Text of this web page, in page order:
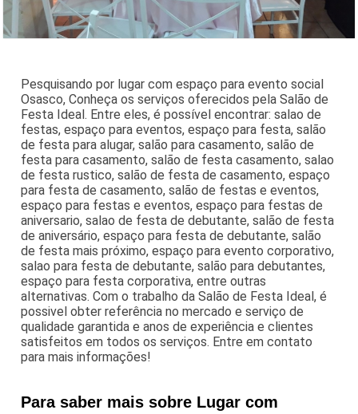
Pesquisando por lugar com espaço para evento social
Osasco, Conheça os serviços oferecidos pela Salão de
Festa Ideal. Entre eles, é possível encontrar: salao de
festas, espaço para eventos, espaço para festa, salão
de festa para alugar, salão para casamento, salão de
festa para casamento, salão de festa casamento, salao
de festa rustico, salão de festa de casamento, espaço
para festa de casamento, salão de festas e eventos,
espaço para festas e eventos, espaço para festas de
aniversario, salao de festa de debutante, salão de festa
de aniversário, espaço para festa de debutante, salão
de festa mais próximo, espaço para evento corporativo,
salao para festa de debutante, salão para debutantes,
espaço para festa corporativa, entre outras
alternativas. Com o trabalho da Salão de Festa Ideal, é
possivel obter referência no mercado e serviço de
qualidade garantida e anos de experiência e clientes
satisfeitos em todos os serviços. Entre em contato
para mais informações!
Para saber mais sobre Lugar com